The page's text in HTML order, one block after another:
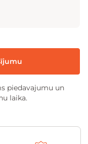
piedavajumu un
laika.